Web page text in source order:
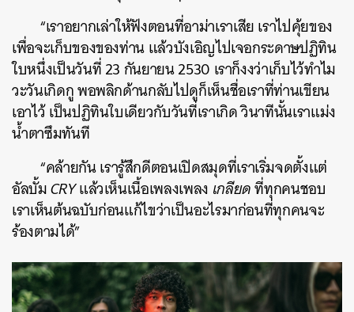
“เราอยากเล่าให้ฟังตอนที่อาม่าเราเสีย เราไปคุ้ยของ
เพื่อจะเก็บของของท่าน แล้วบังเอิญไปเจอกระดาษปฏิทิน
ใบหนึ่งเป็นวันที่ 23 กันยายน 2530 เราก็งงว่าเก็บไว้ทำไม
วะวันเกิดกู พอพลิกด้านกลับไปดูก็เห็นชื่อเราที่ท่านเขียน
เอาไว้ เป็นปฏิทินใบเดียวกับวันที่เราเกิด วินาทีนั้นเราแม่ง
น้ำตาซึมทันที
“คล้ายกัน เรารู้สึกดีตอนเปิดสมุดที่เราเริ่มจดตั้งแต่
อัลบั้มCRYแล้วเห็นเนื้อเพลงเพลง เกลียดที่ทุกคนชอบ
เราเห็นต้นฉบับก่อนแก้ไขว่าเป็นอะไรมาก่อนที่ทุกคนจะ
ร้องตามได้”